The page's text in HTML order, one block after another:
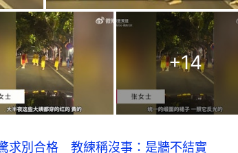
「年輕人不懂尊重」 他這樣做絕了